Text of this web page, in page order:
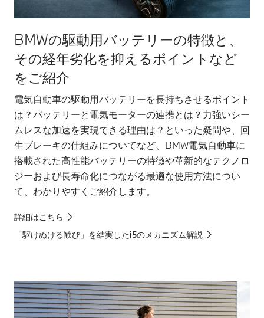
BMWの駆動用バッテリーの特徴と、
その経年劣化を抑えるポイントなど
をご紹介
電気自動車の駆動用バッテリーを長持ちさせるポイント
は？バッテリーと電気モーターの連携とは？力強いシー
ムレスな加速を実現できる理由は？といった疑問や、回
生ブレーキの仕組みについてなど、BMW電気自動車に
搭載された高性能バッテリーの特徴や革新的なテクノロ
ジーおよび長寿命化につながる最適な使用方法につい
て、わかりやすくご紹介します。
詳細はこちら
「駆けぬける歓び」を結実したi5のメカニズム解説